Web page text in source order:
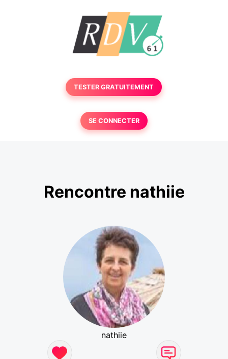
TESTER GRATUITEMENT
SE CONNECTER
Rencontre nathiie
nathiie